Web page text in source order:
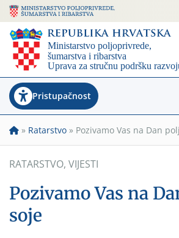
Pristupačnost
» Ratarstvo » Pozivamo Vas na Dan
RATARSTVO, VIJESTI
Pozivamo Vas na
soje